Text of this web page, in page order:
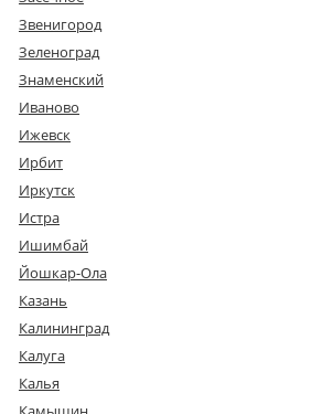
Звенигород
Зеленоград
Знаменский
Иваново
Ижевск
Ирбит
Иркутск
Истра
Ишимбай
Йошкар-Ола
Казань
Калининград
Калуга
Калья